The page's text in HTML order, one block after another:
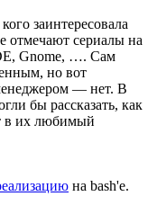
заинтересовала
отмечают сериалы на
Gnome, …. Сам
но вот
— нет. В
бы рассказать, как
в их любимый
на bash'е.